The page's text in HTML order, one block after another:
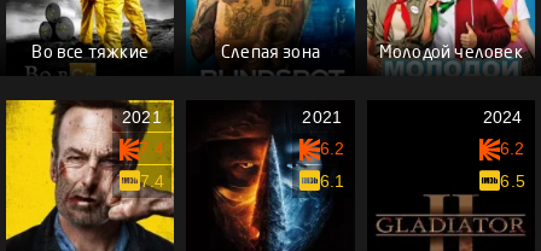
Во все тяжкие Слепая зона Молодой человек
2021
7.4
7.4
2021
6.2
6.1
2024
6.2
6.5